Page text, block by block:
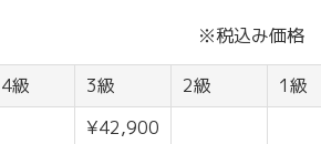
※税込み価格
4級 3級 2級 1級
¥42,900